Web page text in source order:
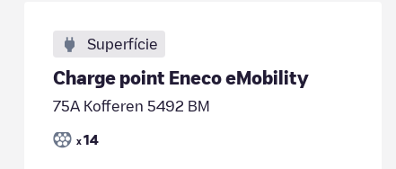
Superfície
Charge point Eneco eMobility
75A Kofferen 5492 BM
x 14